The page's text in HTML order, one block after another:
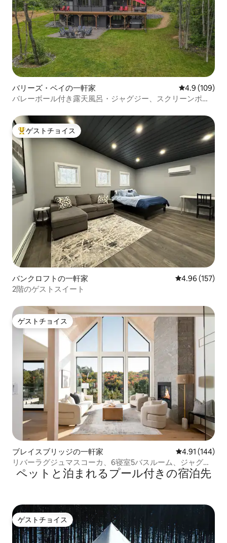
バリーズ・ベイの一軒家 レビュー109
4.9 (109)
バレーボール付き露天風呂・ジャグジー、スクリーンポー
大好評のゲストチョイスです。
ゲストチョイス
バンクロフトの一軒家 レビュー157
4.96 (157)
2階のゲストスイート
ゲストチョイス
ゲストチョイス
ブレイスブリッジの一軒家 レビュー144
4.91 (144)
リバーラグジュマスコーカ、6寝室5バスルーム、ジャグジ
ー、Wi-Fi 200mb+
ペットと泊まれるプール付きの宿泊先
ゲストチョイス
ゲストチョイス